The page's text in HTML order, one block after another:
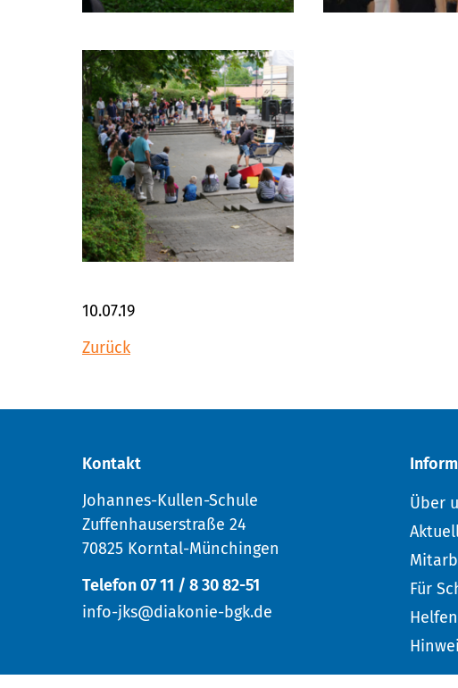
10.07.19
Zurück
Kontakt
Johannes-Kullen-Schule
Zuffenhauserstraße 24
70825 Korntal-Münchingen
Telefon 07 11 / 8 30 82-51
info-jks@diakonie-bgk.de
Über
Für